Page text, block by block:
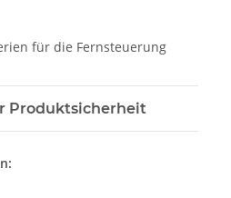
für die Fernsteuerung
Produktsicherheit